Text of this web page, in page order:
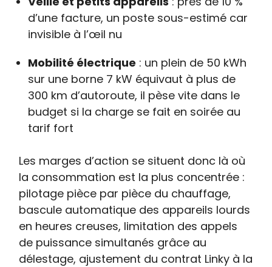
d’une facture, un poste sous-estimé car
invisible à l’œil nu
Mobilité électrique : un plein de 50 kWh
sur une borne 7 kW équivaut à plus de
300 km d’autoroute, il pèse vite dans le
budget si la charge se fait en soirée au
tarif fort
Les marges d’action se situent donc là où
la consommation est la plus concentrée :
pilotage pièce par pièce du chauffage,
bascule automatique des appareils lourds
en heures creuses, limitation des appels
de puissance simultanés grâce au
délestage, ajustement du contrat Linky à la